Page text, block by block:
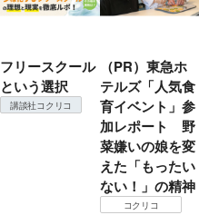
フリースクール
という選択
講談社コクリコ
（PR）東急ホ
テルズ「人気食
育イベント」参
加レポート 野
菜嫌いの娘を変
えた「もったい
ない！」の精神
コクリコ